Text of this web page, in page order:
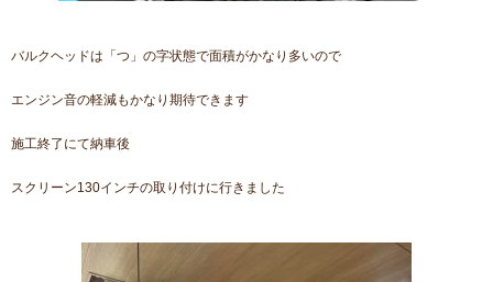
バルクヘッドは「つ」の字状態で面積がかなり多いので
エンジン音の軽減もかなり期待できます
施工終了にて納車後
スクリーン130インチの取り付けに行きました